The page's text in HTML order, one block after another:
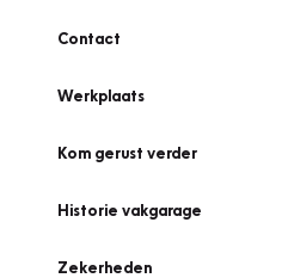
Contact
Werkplaats
Kom gerust verder
Historie vakgarage
Zekerheden